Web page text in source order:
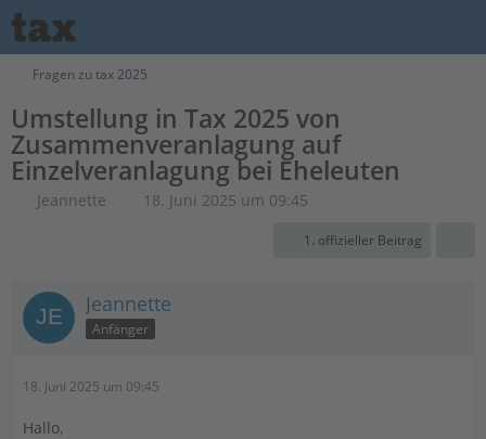
Fragen zu tax 2025
Umstellung in Tax 2025 von
Zusammenveranlagung auf
Einzelveranlagung bei Eheleuten
Jeannette 18. Juni 2025 um 09:45
1. offizieller Beitrag
Jeannette
Anfänger
18. Juni 2025 um 09:45
Hallo,